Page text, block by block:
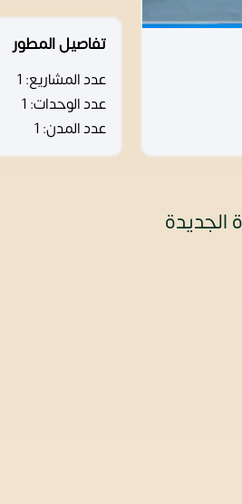
تفاصيل المطور
عدد المشاريع: 1
عدد الوحدات: 1
عدد المدن: 1